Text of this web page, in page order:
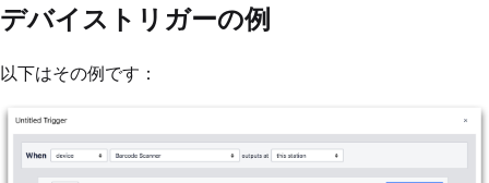
デバイストリガーの例
以下はその例です：